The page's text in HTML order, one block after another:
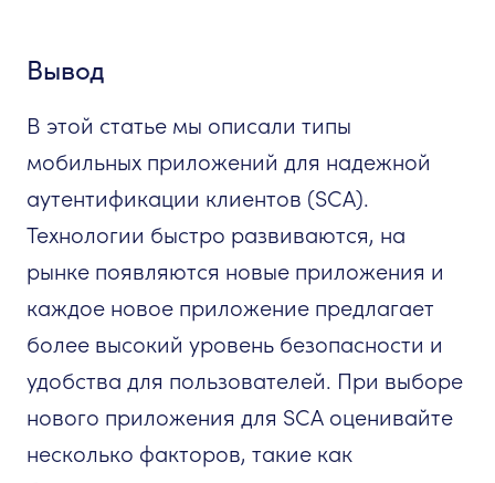
Вывод
В этой статье мы описали типы
мобильных приложений для надежной
аутентификации клиентов (SCA).
Технологии быстро развиваются, на
рынке появляются новые приложения и
каждое новое приложение предлагает
более высокий уровень безопасности и
удобства для пользователей. При выборе
нового приложения для SCA оценивайте
несколько факторов, такие как